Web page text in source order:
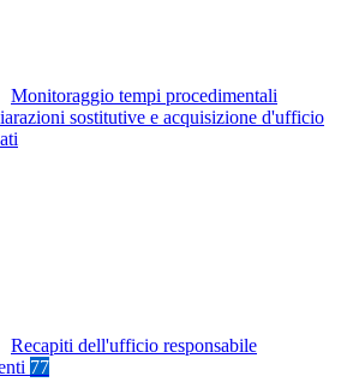
Monitoraggio tempi procedimentali
sostitutive e acquisizione d'ufficio
Recapiti dell'ufficio responsabile
77